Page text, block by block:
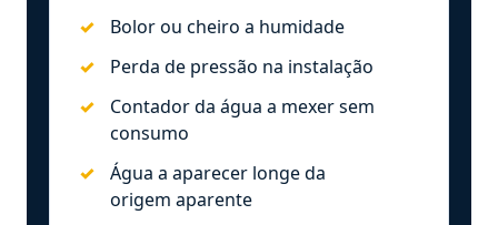
Bolor ou cheiro a humidade
Perda de pressão na instalação
Contador da água a mexer sem
consumo
Água a aparecer longe da
origem aparente